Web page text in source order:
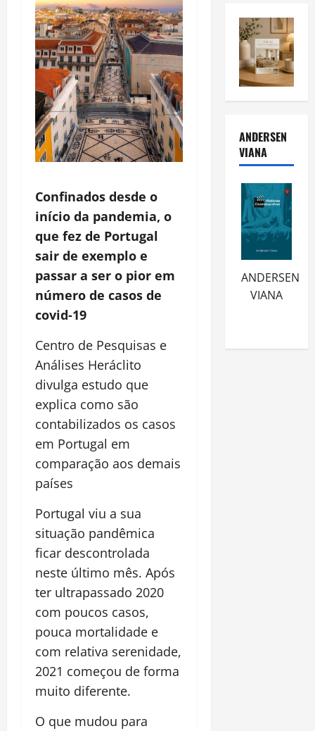
Confinados desde o
início da pandemia, o
que fez de Portugal
sair de exemplo e
passar a ser o pior em
número de casos de
covid-19
Centro de Pesquisas e
Análises Heráclito
divulga estudo que
explica como são
contabilizados os casos
em Portugal em
comparação aos demais
países
Portugal viu a sua
situação pandêmica
ficar descontrolada
neste último mês. Após
ter ultrapassado 2020
com poucos casos,
pouca mortalidade e
com relativa serenidade,
2021 começou de forma
muito diferente.
O que mudou para
ANDERSEN
VIANA
ANDERSEN
VIANA